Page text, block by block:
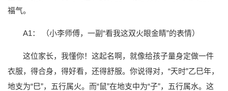
福气。
A1： （小李师傅，一副“看我这双火眼金睛”的表情）
这位家长，我懂你！这起名啊，就像给孩子量身定做一件
衣服，得合身，得好看，还得舒服。你说得对，“天时”乙巳年，
地支为“巳”，五行属火。而“鼠”在地支中为“子”，五行属水。这